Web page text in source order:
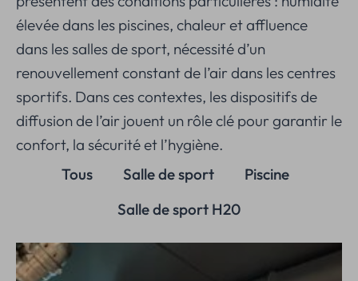
élevée dans les piscines, chaleur et affluence
dans les salles de sport, nécessité d’un
renouvellement constant de l’air dans les centres
sportifs. Dans ces contextes, les dispositifs de
diffusion de l’air jouent un rôle clé pour garantir le
confort, la sécurité et l’hygiène.
Tous
Salle de sport
Piscine
Salle de sport H20